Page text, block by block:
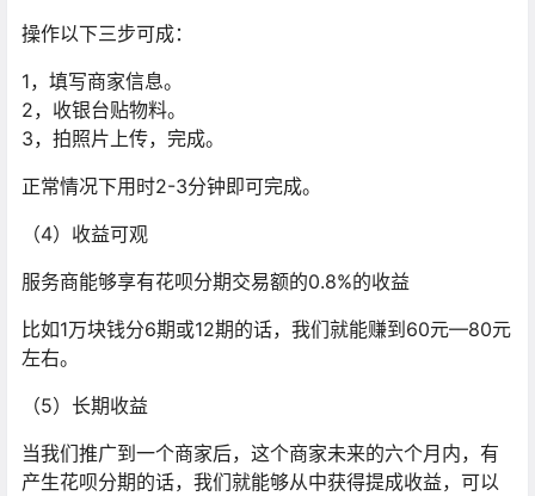
操作以下三步可成：
1，填写商家信息。
2，收银台贴物料。
3，拍照片上传，完成。
正常情况下用时2-3分钟即可完成。
（4）收益可观
服务商能够享有花呗分期交易额的0.8%的收益
比如1万块钱分6期或12期的话，我们就能赚到60元—80元
左右。
（5）长期收益
当我们推广到一个商家后，这个商家未来的六个月内，有
产生花呗分期的话，我们就能够从中获得提成收益，可以